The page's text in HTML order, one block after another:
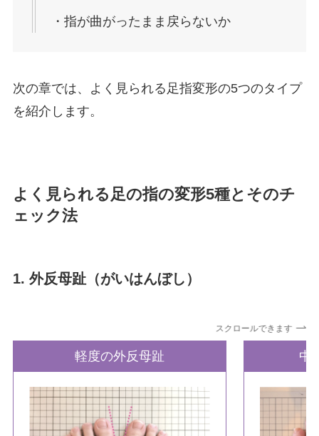
・指が曲がったまま戻らないか
次の章では、よく見られる足指変形の5つのタイプ
を紹介します。
よく見られる足の指の変形5種とそのチ
ェック法
1. 外反母趾（がいはんぼし）
スクロールできます
軽度の外反母趾 中